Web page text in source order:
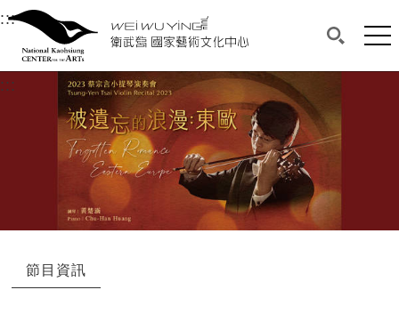
衛武營國家藝術文化中心
中央內容區塊，為本頁主要內容區。
:::選單連結區塊，此區塊列有本網站主要連結。
衛武營國家藝術文化中心
搜尋(開
網
::: 中央內容區塊，為本頁主要內容區。
節目資訊